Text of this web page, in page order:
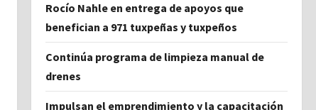
Rocío Nahle en entrega de apoyos que
benefician a 971 tuxpeñas y tuxpeños
Continúa programa de limpieza manual de
drenes
Impulsan el emprendimiento y la capacitación